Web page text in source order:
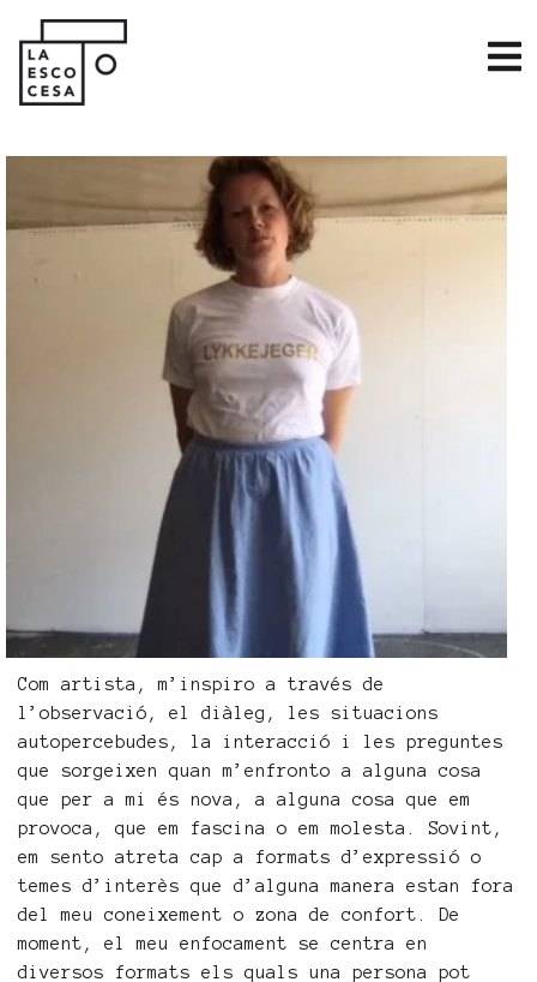
Com artista, m’inspiro a través de
l’observació, el diàleg, les situacions
autopercebudes, la interacció i les preguntes
que sorgeixen quan m’enfronto a alguna cosa
que per a mi és nova, a alguna cosa que em
provoca, que em fascina o em molesta. Sovint,
em sento atreta cap a formats d’expressió o
temes d’interès que d’alguna manera estan fora
del meu coneixement o zona de confort. De
moment, el meu enfocament se centra en
diversos formats els quals una persona pot